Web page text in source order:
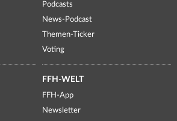
Podcasts
News-Podcast
Themen-Ticker
Voting
FFH-WELT
FFH-App
Newsletter